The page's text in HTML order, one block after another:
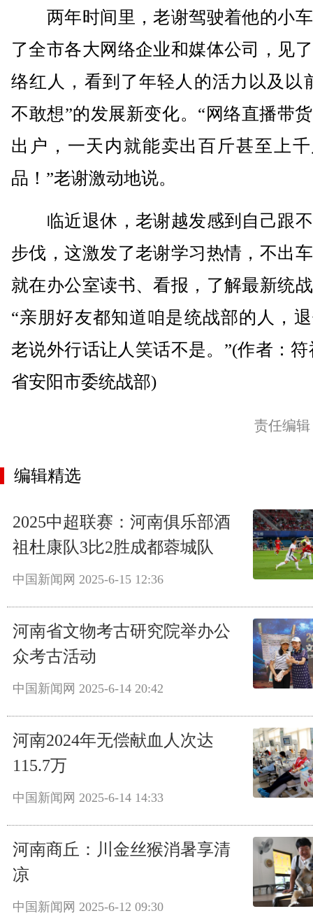
两年时间里，老谢驾驶着他的小
了全市各大网络企业和媒体公司，见
络红人，看到了年轻人的活力以及以
不敢想”的发展新变化。“网络直播带
出户，一天内就能卖出百斤甚至上
品！”老谢激动地说。
临近退休，老谢越发感到自己跟
步伐，这激发了老谢学习热情，不出
就在办公室读书、看报，了解最新统
“亲朋好友都知道咱是统战部的人，
老说外行话让人笑话不是。”(作者：符
省安阳市委统战部)
责任编
编辑精选
2025中超联赛：河南俱乐部酒
祖杜康队3比2胜成都蓉城队
中国新闻网 2025-6-15 12:36
河南省文物考古研究院举办公
众考古活动
中国新闻网 2025-6-14 20:42
河南2024年无偿献血人次达
115.7万
中国新闻网 2025-6-14 14:33
河南商丘：川金丝猴消暑享清
凉
中国新闻网 2025-6-12 09:30